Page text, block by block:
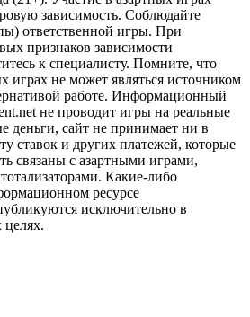
зависимость. Соблюдайте
ответственной игры. При
признаков зависимости
к специалисту. Помните, что
играх не может являться источником
работе. Информационный
не проводит игры на реальные
деньги, сайт не принимает ни в
ставок и других платежей, которые
связаны с азартными играми,
Какие-либо
ресурсе
исключительно в